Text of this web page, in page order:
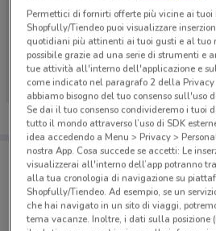
Ci dispiace, al momento non
volantini nella tua zona.
Porta DoveConviene
Puoi trovare le migliori
salvarle e creare la tua lista
dal tuo cellulare.
Permettici di fornirti offerte più vicine ai tuoi
Shopfully/Tiendeo puoi visualizzare
quotidiani più attinenti ai tuoi gusti e al tuo
possibile grazie ad una serie di strumenti e
tue attività all'interno dell'applicazione e
come indicato nel paragrafo 2 della Privacy
abbiamo bisogno del tuo consenso sull'uso
Se dai il tuo consenso condivideremo i tuoi
tutto il mondo attraverso l’uso di SDK
idea accedendo a Menu > Privacy >
nostra App. Cosa succede se accetti: Le
visualizzerai all'interno dell’app potranno
alla tua cronologia di navigazione su
Shopfully/Tiendeo. Ad esempio, se un
che hai navigato in un sito di viaggi,
tema vacanze. Inoltre, i dati sulla posizione